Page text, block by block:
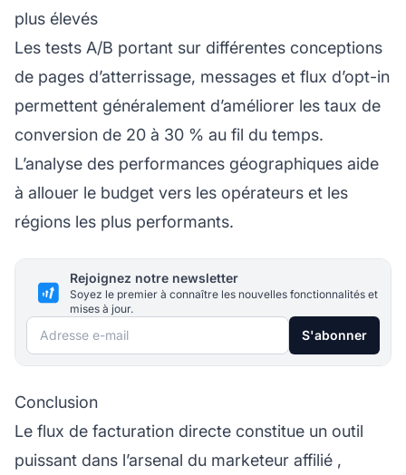
plus élevés
Les tests A/B portant sur différentes conceptions
de pages d’atterrissage, messages et flux d’opt-in
permettent généralement d’améliorer les taux de
conversion de 20 à 30 % au fil du temps.
L’analyse des performances géographiques aide
à allouer le budget vers les opérateurs et les
régions les plus performants.
Rejoignez notre newsletter
Soyez le premier à connaître les nouvelles fonctionnalités et
mises à jour.
Adresse e-mail S'abonner
Conclusion
Le flux de facturation directe constitue un outil
puissant dans l’arsenal du marketeur affilié ,